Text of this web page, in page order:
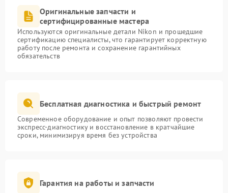
Оригинальные запчасти и
сертифицированные мастера
Используются оригинальные детали Nikon и прошедшие
сертификацию специалисты, что гарантирует корректную
работу после ремонта и сохранение гарантийных
обязательств
Бесплатная диагностика и быстрый ремонт
Современное оборудование и опыт позволяют провести
экспресс-диагностику и восстановление в кратчайшие
сроки, минимизируя время без устройства
Гарантия на работы и запчасти